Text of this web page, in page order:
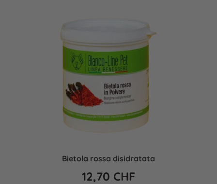
Bietola rossa disidratata
12,70 CHF